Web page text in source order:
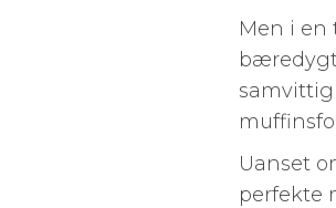
Men i en
Uanset
perfekte